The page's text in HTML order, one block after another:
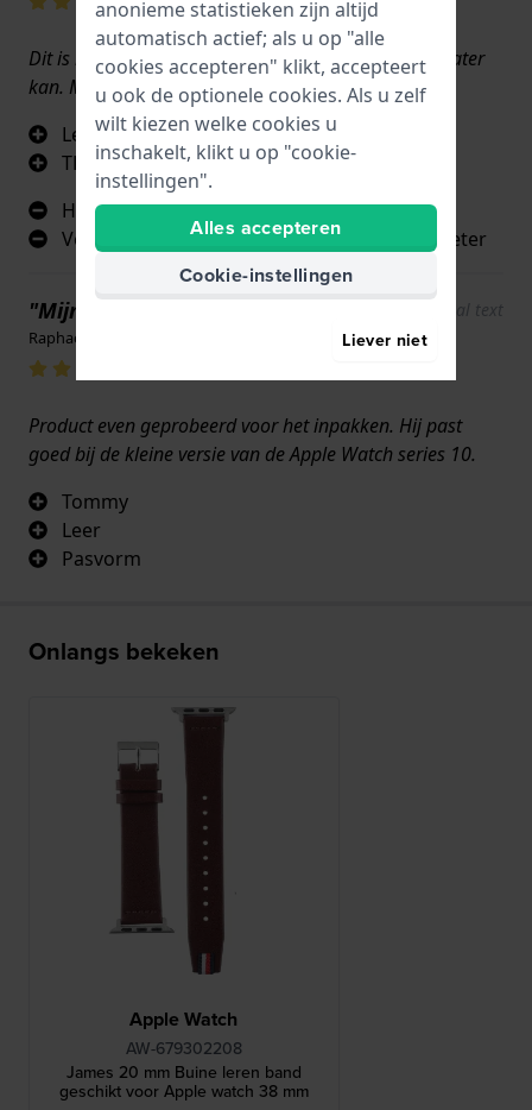
Dit is mijn tweede omdat hij niet heel goed tegen water
kan. Maar zeker prettig om te dragen.
Leer
TH
Het eerste lusje laat snel los uit zichzelf
Verbinding van leer naar metaal mag wat beter
"Mijn favoriete merk" Show original text
Raphael · 26 november 2024
Product even geprobeerd voor het inpakken. Hij past
goed bij de kleine versie van de Apple Watch series 10.
Tommy
Leer
Pasvorm
Onlangs bekeken
Apple Watch
AW-679302208
James 20 mm Buine leren band
geschikt voor Apple watch 38 mm
anonieme statistieken zijn altijd
automatisch actief; als u op "alle
cookies accepteren" klikt, accepteert
u ook de optionele cookies. Als u zelf
wilt kiezen welke cookies u
inschakelt, klikt u op "cookie-
instellingen".
Alles accepteren
Cookie-instellingen
Liever niet